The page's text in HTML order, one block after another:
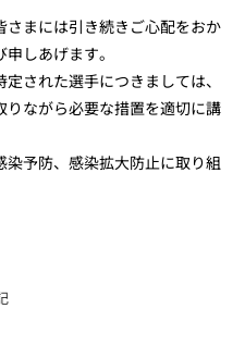
さまには引き続きご心配をおか
しあげます。
された選手につきましては、
ながら必要な措置を適切に講
予防、感染拡大防止に取り組